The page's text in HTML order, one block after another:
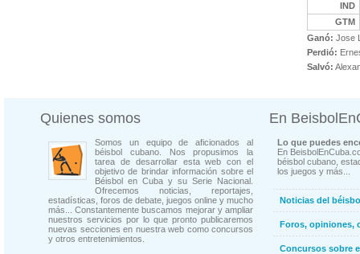
IND
GTM
Ganó: Jose
Perdió:
Salvó:
Quienes somos
Somos un equipo de aficionados al
béisbol cubano. Nos propusimos la
tarea de desarrollar esta web con el
objetivo de brindar información sobre el
Béisbol en Cuba y su Serie Nacional.
Ofrecemos noticias, reportajes,
estadísticas, foros de debate, juegos online y mucho
más... Constantemente buscamos mejorar y ampliar
nuestros servicios por lo que pronto publicaremos
nuevas secciones en nuestra web como concursos
y otros entretenimientos.
En
Lo que puedes
En
béisbol cubano,
los juegos y más...
Noticias del
Foros, opiniones,
Concursos sobre